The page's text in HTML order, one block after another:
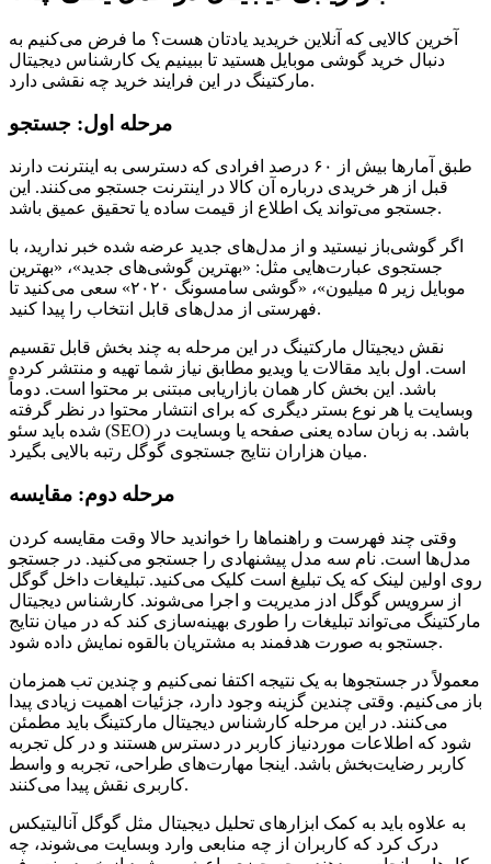
آخرین کالایی که آنلاین خریدید یادتان هست؟ ما فرض می‌کنیم به
دنبال خرید گوشی موبایل هستید تا ببینیم یک کارشناس دیجیتال
مارکتینگ در این فرایند خرید چه نقشی دارد.
مرحله اول: جستجو
طبق آمارها بیش از ۶۰ درصد افرادی که دسترسی به اینترنت دارند
قبل از هر خریدی درباره آن کالا در اینترنت جستجو می‌کنند. این
جستجو می‌تواند یک اطلاع از قیمت ساده یا تحقیق عمیق باشد.
اگر گوشی‌باز نیستید و از مدل‌های جدید عرضه شده خبر ندارید، با
جستجوی عبارت‌هایی مثل: «بهترین گوشی‌های جدید»، «بهترین
موبایل زیر ۵ میلیون»، «گوشی سامسونگ ۲۰۲۰» سعی می‌کنید تا
فهرستی از مدل‌های قابل انتخاب را پیدا کنید.
نقش دیجیتال مارکتینگ در این مرحله به چند بخش قابل تقسیم
است. اول باید مقالات یا ویدیو مطابق نیاز شما تهیه و منتشر کرده
باشد. این بخش کار همان بازاریابی مبتنی بر محتوا است. دوماً
وبسایت یا هر نوع بستر دیگری که برای انتشار محتوا در نظر گرفته
شده باید سئو (SEO) باشد. به زبان ساده یعنی صفحه یا وبسایت در
میان هزاران نتایج جستجوی گوگل رتبه بالایی بگیرد.
مرحله دوم: مقایسه
وقتی چند فهرست و راهنماها را خواندید حالا وقت مقایسه کردن
مدل‌ها است. نام سه مدل پیشنهادی را جستجو می‌‌کنید. در جستجو
روی اولین لینک که یک تبلیغ است کلیک می‌کنید. تبلیغات داخل گوگل
از سرویس گوگل ادز مدیریت و اجرا می‌شوند. کارشناس دیجیتال
مارکتینگ می‌تواند تبلیغات را طوری بهینه‌سازی کند که در میان نتایج
جستجو به صورت هدفمند به مشتریان بالقوه نمایش داده شود.
معمولاً در جستجوها به یک نتیجه اکتفا نمی‌کنیم و چندین تب همزمان
باز می‌کنیم. وقتی چندین گزینه وجود دارد، جزئیات اهمیت زیادی پیدا
می‌کنند. در این مرحله کارشناس دیجیتال مارکتینگ باید مطمئن
شود که اطلاعات موردنیاز کاربر در دسترس هستند و در کل تجربه
کاربر رضایت‌بخش باشد. اینجا مهارت‌های طراحی، تجربه و واسط
کاربری نقش پیدا می‌کنند.
به علاوه باید به کمک ابزارهای تحلیل دیجیتال مثل گوگل آنالیتیکس
درک کرد که کاربران از چه منابعی وارد وبسایت می‌شوند، چه